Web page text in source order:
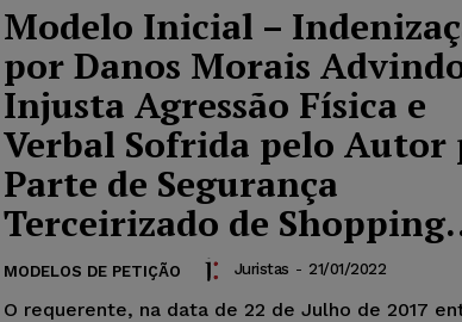
Modelo Inicial –
por Danos Morais
Injusta Agressão Física e
Verbal Sofrida pelo Autor
Parte de Segurança
Terceirizado de
MODELOS DE PETIÇÃO Juristas - 21/01/2022
O requerente, na data de 22 de Julho de 2017